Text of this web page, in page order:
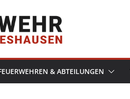
& ABTEILUNGEN